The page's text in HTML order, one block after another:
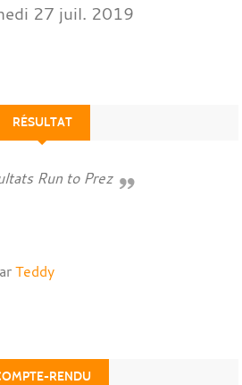
27 juil. 2019
RÉSULTAT
Run to Prez
Teddy
RENDU